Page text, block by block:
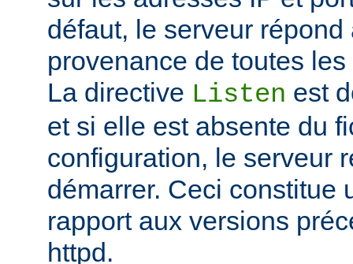
défaut, le serveur
provenance de toutes
La directive Listen est
et si elle est absente du
configuration, le serveur
démarrer. Ceci constitue
rapport aux versions
httpd.